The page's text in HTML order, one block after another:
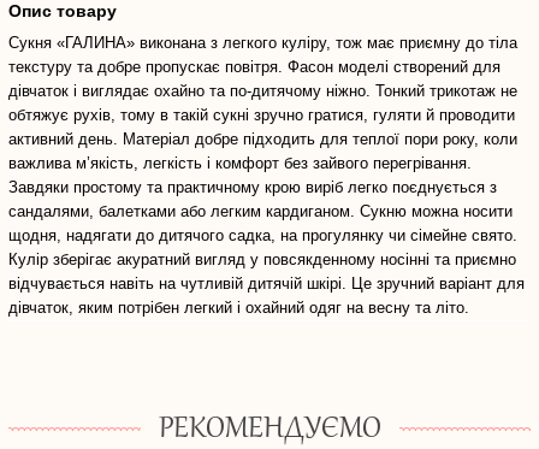
Опис товару
Сукня «ГАЛИНА» виконана з легкого куліру, тож має приємну до тіла
текстуру та добре пропускає повітря. Фасон моделі створений для
дівчаток і виглядає охайно та по-дитячому ніжно. Тонкий трикотаж не
обтяжує рухів, тому в такій сукні зручно гратися, гуляти й проводити
активний день. Матеріал добре підходить для теплої пори року, коли
важлива м’якість, легкість і комфорт без зайвого перегрівання.
Завдяки простому та практичному крою виріб легко поєднується з
сандалями, балетками або легким кардиганом. Сукню можна носити
щодня, надягати до дитячого садка, на прогулянку чи сімейне свято.
Кулір зберігає акуратний вигляд у повсякденному носінні та приємно
відчувається навіть на чутливій дитячій шкірі. Це зручний варіант для
дівчаток, яким потрібен легкий і охайний одяг на весну та літо.
РЕКОМЕНДУЄМО